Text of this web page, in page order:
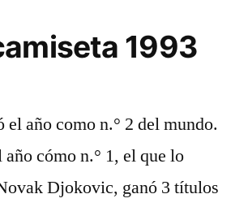
1993
el año como n.° 2 del mundo.
cómo n.° 1, el que lo
Djokovic, ganó 3 títulos